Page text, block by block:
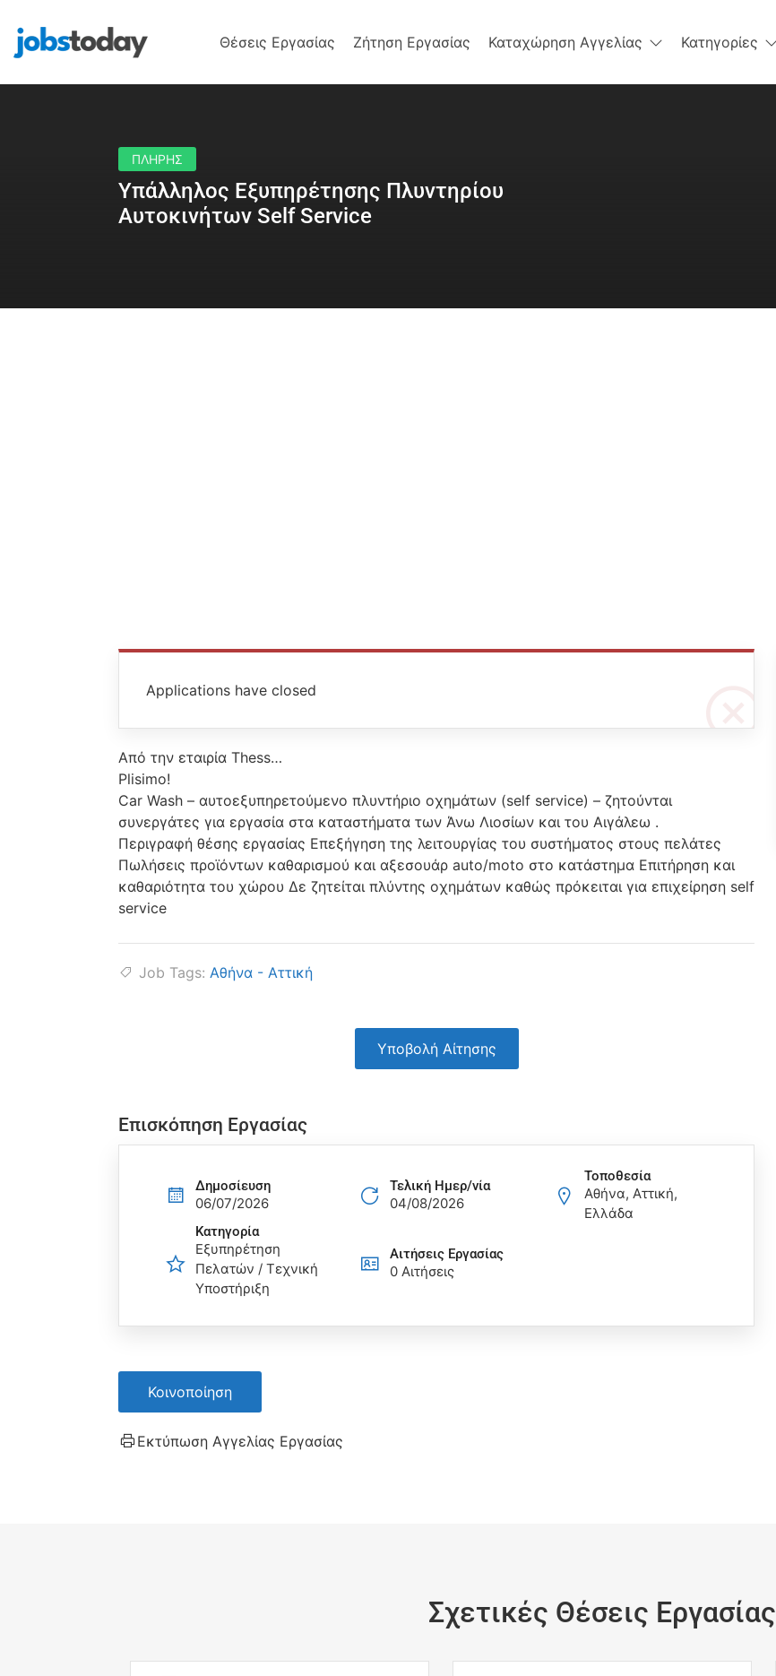
Θέσεις Εργασίας Ζήτηση Εργασίας Καταχώρηση Αγγελίας Κατηγορίες
ΠΛΗΡΗΣ
Υπάλληλος Εξυπηρέτησης Πλυντηρίου
Αυτοκινήτων Self Service
Applications have closed
Από την εταιρία Thess…
Plisimo!
Car Wash – αυτοεξυπηρετούμενο πλυντήριο οχημάτων (self service) – ζητούνται
συνεργάτες για εργασία στα καταστήματα των Άνω Λιοσίων και του Αιγάλεω .
Περιγραφή θέσης εργασίας Επεξήγηση της λειτουργίας του συστήματος στους πελάτες
Πωλήσεις προϊόντων καθαρισμού και αξεσουάρ auto/moto στο κατάστημα Επιτήρηση και
καθαριότητα του χώρου Δε ζητείται πλύντης οχημάτων καθώς πρόκειται για επιχείρηση self
service
Job Tags: Αθήνα - Αττική
Υποβολή Αίτησης
Επισκόπηση Εργασίας
Δημοσίευση
06/07/2026
Τελική Ημερ/νία
04/08/2026
Τοποθεσία
Αθήνα, Αττική,
Ελλάδα
Κατηγορία
Εξυπηρέτηση
Πελατών / Τεχνική
Υποστήριξη
Αιτήσεις Eργασίας
0 Αιτήσεις
Κοινοποίηση
Εκτύπωση Αγγελίας Εργασίας
Σχετικές Θέσεις Εργασίας